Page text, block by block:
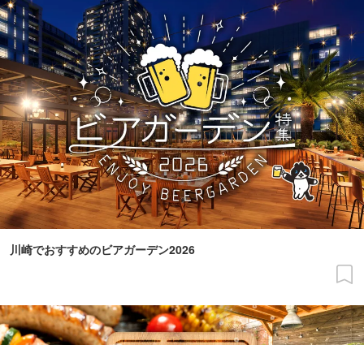
川崎でおすすめのビアガーデン2026